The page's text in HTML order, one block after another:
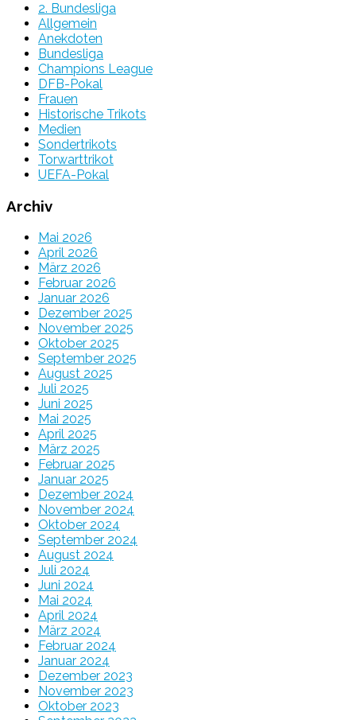
2. Bundesliga
Allgemein
Anekdoten
Bundesliga
Champions League
DFB-Pokal
Frauen
Historische Trikots
Medien
Sondertrikots
Torwarttrikot
UEFA-Pokal
Archiv
Mai 2026
April 2026
März 2026
Februar 2026
Januar 2026
Dezember 2025
November 2025
Oktober 2025
September 2025
August 2025
Juli 2025
Juni 2025
Mai 2025
April 2025
März 2025
Februar 2025
Januar 2025
Dezember 2024
November 2024
Oktober 2024
September 2024
August 2024
Juli 2024
Juni 2024
Mai 2024
April 2024
März 2024
Februar 2024
Januar 2024
Dezember 2023
November 2023
Oktober 2023